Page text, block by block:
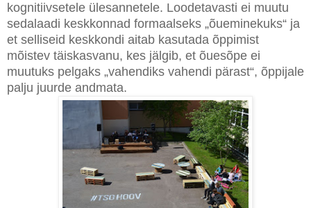
kognitiivsetele ülesannetele. Loodetavasti ei muutu
sedalaadi keskkonnad formaalseks „õueminekuks“ ja
et selliseid keskkondi aitab kasutada õppimist
mõistev täiskasvanu, kes jälgib, et õuesõpe ei
muutuks pelgaks „vahendiks vahendi pärast“, õppijale
palju juurde andmata.